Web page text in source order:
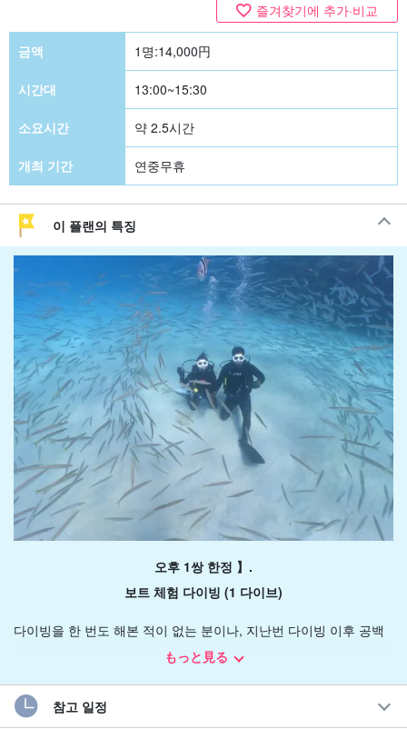
즐겨찾기에 추가·비교
금액 1명:14,000円
시간대 13:00~15:30
소요시간 약 2.5시간
개최 기간 연중무휴
이 플랜의 특징
오후 1쌍 한정 】.
보트 체험 다이빙 (1 다이브)
다이빙을 한 번도 해본 적이 없는 분이나, 지난번 다이빙 이후 공백
이 있어 걱정인 분들도 베테랑 가이드가 안내해 드립니다,
로 안내하기 때문에 안심하고 참여하실 수 있습니다.
얕은 수심에서 물에 익숙해지면 수심 5m 정도, 수중 체류시간 약 30
もっと見る
참고 일정